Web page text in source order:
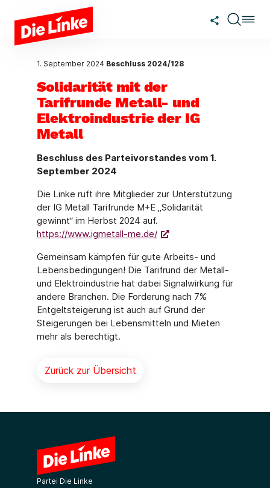
Zum Hauptinhalt springen
1. September 2024 Beschluss 2024/128
Solidarität mit der
Tarifrunde Metall- und
Elektroindustrie der IG
Metall
Beschluss des Parteivorstandes vom 1.
September 2024
Die Linke ruft ihre Mitglieder zur Unterstützung
der IG Metall Tarifrunde M+E „Solidarität
gewinnt“ im Herbst 2024 auf.
https://www.igmetall-me.de/
Gemeinsam kämpfen für gute Arbeits- und
Lebensbedingungen! Die Tarifrund der Metall-
und Elektroindustrie hat dabei Signalwirkung für
andere Branchen. Die Forderung nach 7%
Entgeltsteigerung ist auch auf Grund der
Steigerungen bei Lebensmitteln und Mieten
mehr als berechtigt.
Zurück zur Übersicht
Partei Die Linke